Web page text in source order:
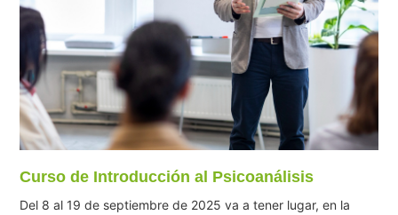
Curso de Introducción al Psicoanálisis
Del 8 al 19 de septiembre de 2025 va a tener lugar, en la